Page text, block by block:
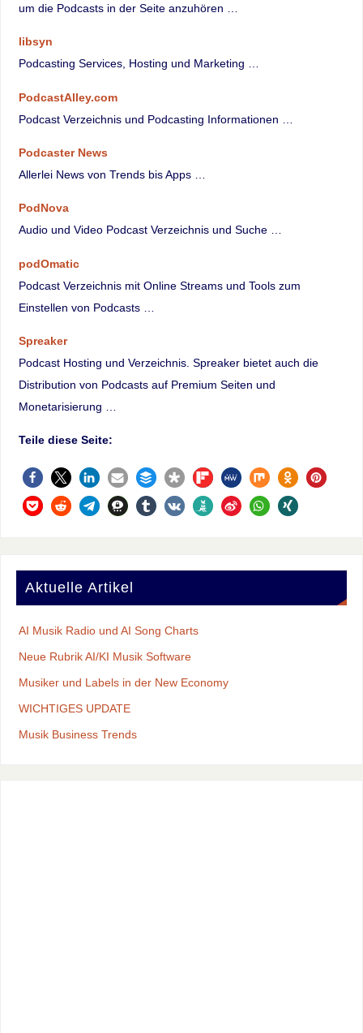
um die Podcasts in der Seite anzuhören …
libsyn
Podcasting Services, Hosting und Marketing …
PodcastAlley.com
Podcast Verzeichnis und Podcasting Informationen …
Podcaster News
Allerlei News von Trends bis Apps …
PodNova
Audio und Video Podcast Verzeichnis und Suche …
podOmatic
Podcast Verzeichnis mit Online Streams und Tools zum
Einstellen von Podcasts …
Spreaker
Podcast Hosting und Verzeichnis. Spreaker bietet auch die
Distribution von Podcasts auf Premium Seiten und
Monetarisierung …
Teile diese Seite:
Aktuelle Artikel
AI Musik Radio und AI Song Charts
Neue Rubrik AI/KI Musik Software
Musiker und Labels in der New Economy
WICHTIGES UPDATE
Musik Business Trends